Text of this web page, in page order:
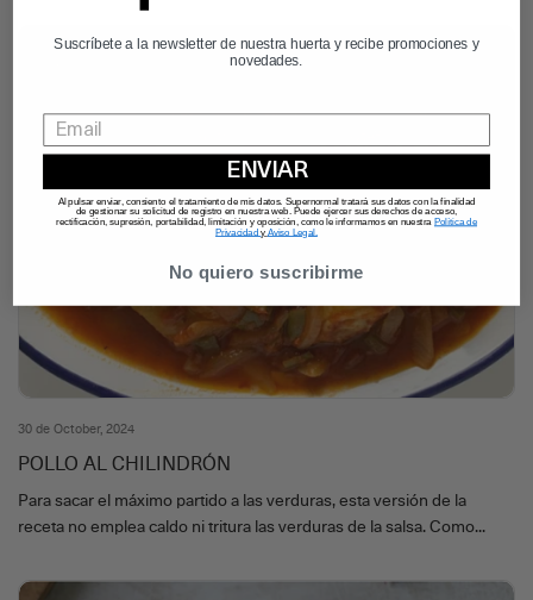
30 de October, 2024
POLLO AL CHILINDRÓN
Para sacar el máximo partido a las verduras, esta versión de la
receta no emplea caldo ni tritura las verduras de la salsa. Como...
Suscríbete a la newsletter de nuestra huerta y recibe promociones y
novedades.
ENVIAR
Al pulsar enviar, consiento el tratamiento de mis datos. Supernormal tratará sus datos con la finalidad
de gestionar su solicitud de registro en nuestra web. Puede ejercer sus derechos de acceso,
rectificación, supresión, portabilidad, limitación y oposición, como le informamos en nuestra Política de
Privacidady Aviso Legal.
No quiero suscribirme